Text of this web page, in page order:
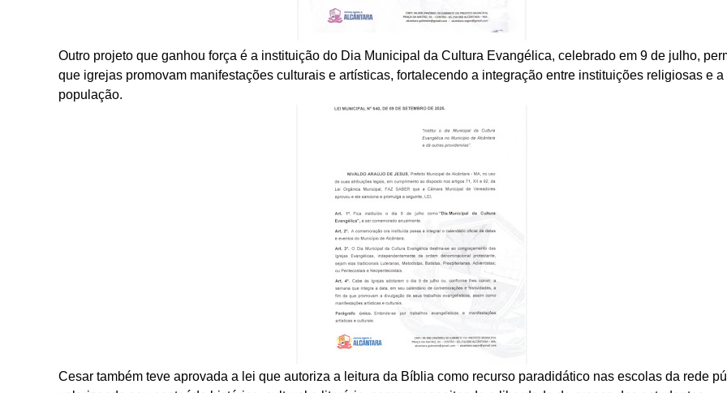
Outro projeto que ganhou força é a instituição do Dia Municipal da Cultura Evangélica, celebrado em 9 de julho,
que igrejas promovam manifestações culturais e artísticas, fortalecendo a integração entre instituições religiosas e a
população.
Cesar também teve aprovada a lei que autoriza a leitura da Bíblia como recurso paradidático nas escolas da rede